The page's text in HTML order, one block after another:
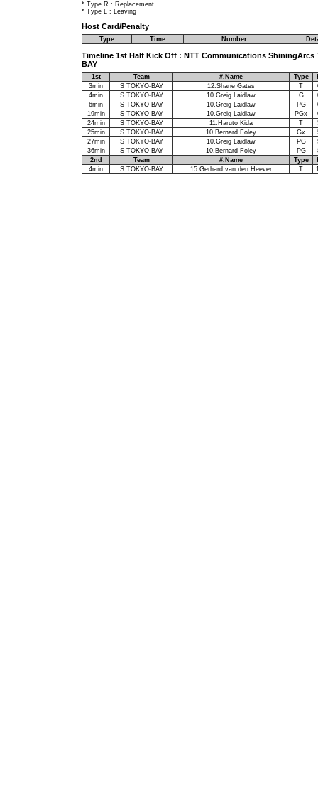
* Type R : Replacement
* Type L : Leaving
Host Card/Penalty
Type Time Number
Timeline 1st Half Kick Off : NTT Communications ShiningArcs
BAY
1st Team #.Name Type
3min
S TOKYO-BAY 12.Shane Gates T
4min
S TOKYO-BAY 10.Greig Laidlaw G
6min
S TOKYO-BAY 10.Greig Laidlaw PG
19min
S TOKYO-BAY 10.Greig Laidlaw PGx
24min
S TOKYO-BAY 11.Haruto Kida T
25min
S TOKYO-BAY 10.Bernard Foley Gx
27min
S TOKYO-BAY 10.Greig Laidlaw PG
36min
S TOKYO-BAY 10.Bernard Foley PG
2nd
Team #.Name Type
4min
S TOKYO-BAY 15.Gerhard van den Heever T